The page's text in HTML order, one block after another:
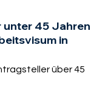
unter 45 Jahren
in
über 45